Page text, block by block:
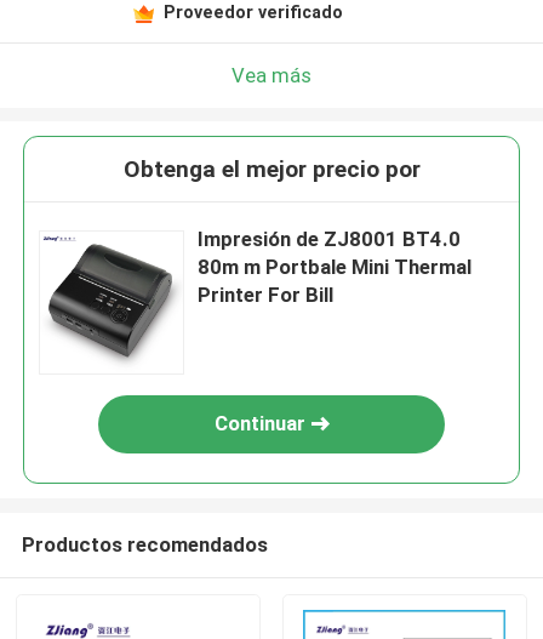
Proveedor verificado
Vea más
Obtenga el mejor precio por
Impresión de ZJ8001 BT4.0
80m m Portbale Mini Thermal
Printer For Bill
Continuar
Productos recomendados